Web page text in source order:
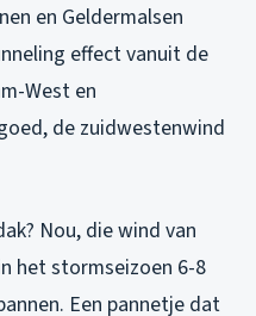
en Geldermalsen
effect vanuit de
West en
de zuidwestenwind
Nou, die wind van
het stormseizoen 6-8
Een pannetje dat